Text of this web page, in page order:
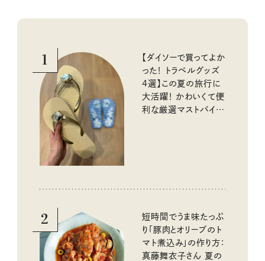
1
【ダイソーで買ってよか
った！ トラベルグッズ
4選】この夏の旅行に
大活躍！ かわいくて便
利な厳選マストバイア
2
短時間でうま味たっぷ
り「豚肉とオリーブのト
マト煮込み」の作り方：
真藤舞衣子さん 夏の